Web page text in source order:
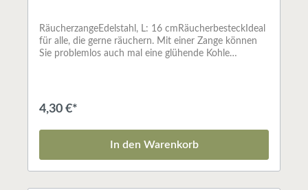
RäucherzangeEdelstahl, L: 16 cmRäucherbesteckIdeal
für alle, die gerne räuchern. Mit einer Zange können
Sie problemlos auch mal eine glühende Kohle
4,30 €*
In den Warenkorb